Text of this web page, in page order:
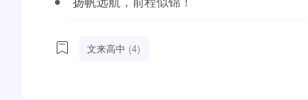
文来高中 (4)